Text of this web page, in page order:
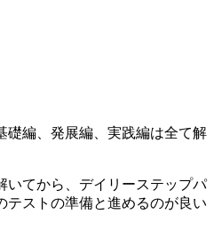
礎編、発展編、実践編は全て解
てから、デイリーステップパ
テストの準備と進めるのが良い